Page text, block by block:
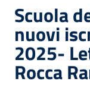
Scuola
nuovi
2025-
Rocca